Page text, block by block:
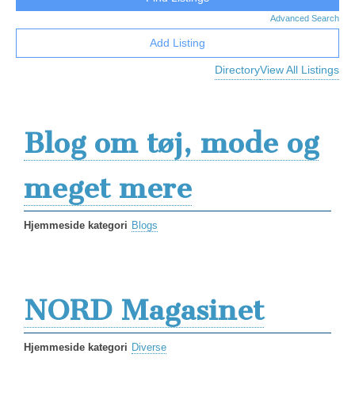
Advanced Search
DirectoryView All Listings
Add Listing
Blog om tøj, mode og
meget mere
Hjemmeside kategori Blogs
NORD Magasinet
Hjemmeside kategori Diverse